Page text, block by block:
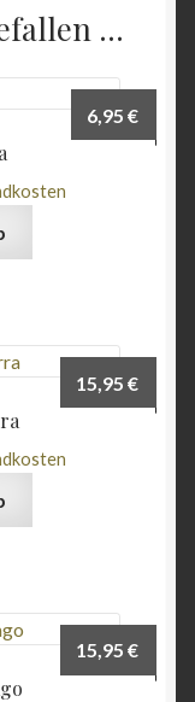
…
6,95€
15,95€
15,95€